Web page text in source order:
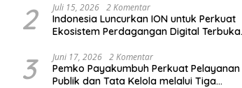
2 Juli 15, 2026 2 Komentar
Indonesia Luncurkan ION untuk Perkuat
Ekosistem Perdagangan Digital Terbuka
3 Juni 17, 2026 2 Komentar
Pemko Payakumbuh Perkuat Pelayanan
Publik dan Tata Kelola melalui Tiga